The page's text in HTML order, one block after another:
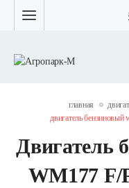
главная
двигатель
Двигатель
WM177